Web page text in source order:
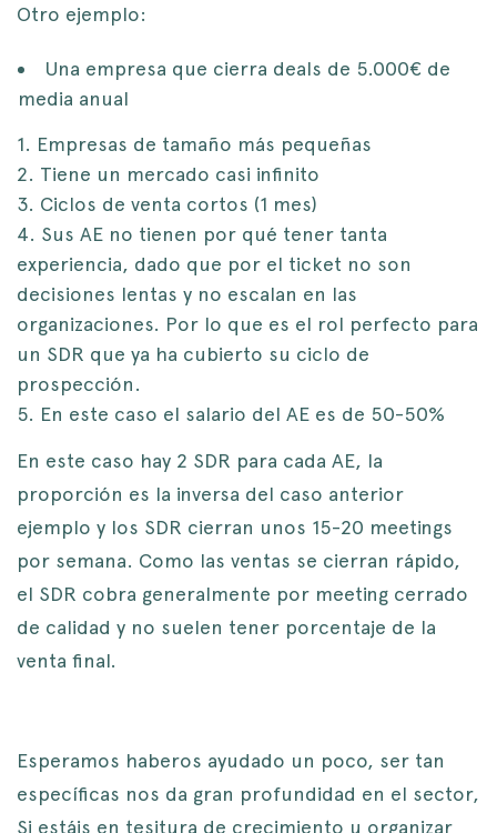
Otro ejemplo:
Una empresa que cierra deals de 5.000€ de
media anual
Empresas de tamaño más pequeñas
Tiene un mercado casi infinito
Ciclos de venta cortos (1 mes)
Sus AE no tienen por qué tener tanta
experiencia, dado que por el ticket no son
decisiones lentas y no escalan en las
organizaciones. Por lo que es el rol perfecto para
un SDR que ya ha cubierto su ciclo de
prospección.
En este caso el salario del AE es de 50-50%
En este caso hay 2 SDR para cada AE, la
proporción es la inversa del caso anterior
ejemplo y los SDR cierran unos 15-20 meetings
por semana. Como las ventas se cierran rápido,
el SDR cobra generalmente por meeting cerrado
de calidad y no suelen tener porcentaje de la
venta final.
Esperamos haberos ayudado un poco, ser tan
específicas nos da gran profundidad en el sector,
Si estáis en tesitura de crecimiento u organizar